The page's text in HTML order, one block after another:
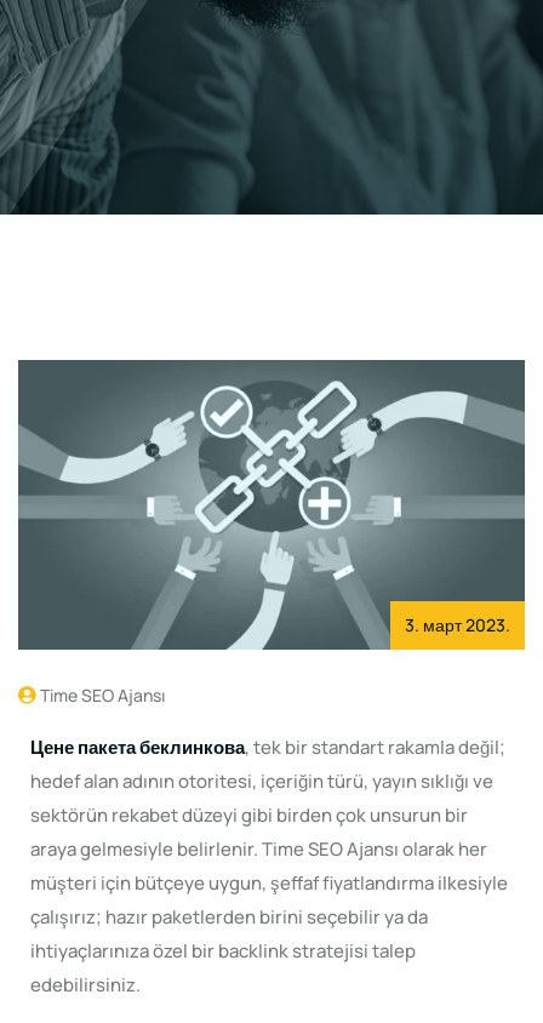
3. март 2023.
Time SEO Ajansı
Цене пакета беклинкова, tek bir standart rakamla değil;
hedef alan adının otoritesi, içeriğin türü, yayın sıklığı ve
sektörün rekabet düzeyi gibi birden çok unsurun bir
araya gelmesiyle belirlenir. Time SEO Ajansı olarak her
müşteri için bütçeye uygun, şeffaf fiyatlandırma ilkesiyle
çalışırız; hazır paketlerden birini seçebilir ya da
ihtiyaçlarınıza özel bir backlink stratejisi talep
edebilirsiniz.